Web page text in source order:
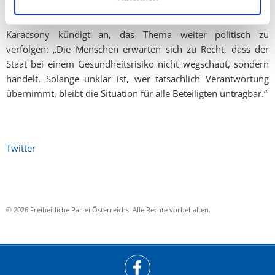
können“, fordert Karacsony.
Karacsony kündigt an, das Thema weiter politisch zu
verfolgen: „Die Menschen erwarten sich zu Recht, dass der
Staat bei einem Gesundheitsrisiko nicht wegschaut, sondern
handelt. Solange unklar ist, wer tatsächlich Verantwortung
übernimmt, bleibt die Situation für alle Beteiligten untragbar.“
Twitter
© 2026 Freiheitliche Partei Österreichs. Alle Rechte vorbehalten.